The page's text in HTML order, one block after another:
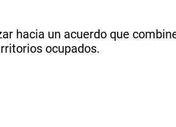
hacia un acuerdo que
ocupados.